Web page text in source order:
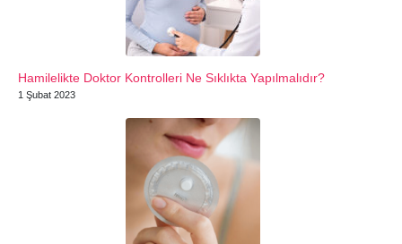
Hamilelikte Doktor Kontrolleri Ne Sıklıkta Yapılmalıdır?
1 Şubat 2023